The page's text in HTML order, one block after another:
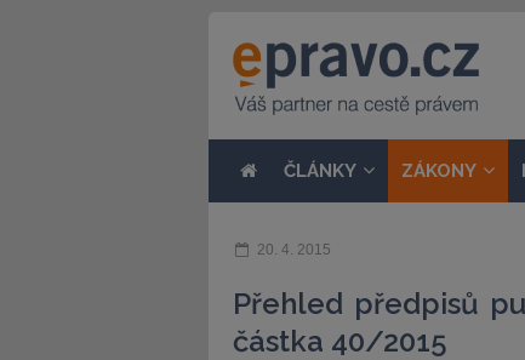
ČLÁNKY ZÁKONY
20. 4. 2015
Přehled předpisů
částka 40/2015